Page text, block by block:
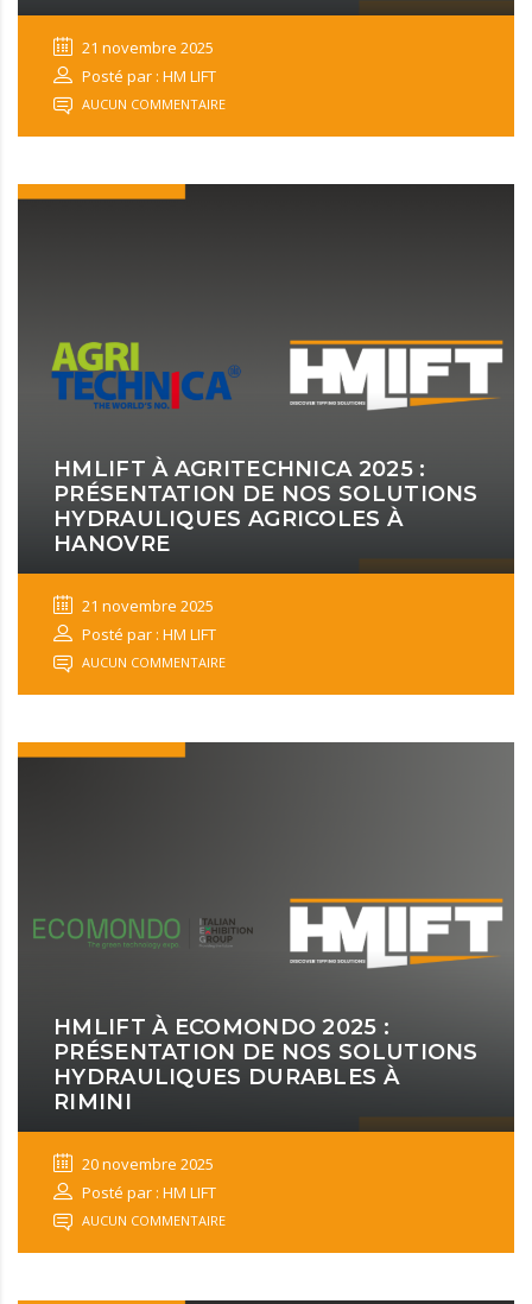
21 novembre 2025
Posté par : HM LIFT
AUCUN COMMENTAIRE
HMLIFT À AGRITECHNICA 2025 :
PRÉSENTATION DE NOS SOLUTIONS
HYDRAULIQUES AGRICOLES À
HANOVRE
21 novembre 2025
Posté par : HM LIFT
AUCUN COMMENTAIRE
HMLIFT À ECOMONDO 2025 :
PRÉSENTATION DE NOS SOLUTIONS
HYDRAULIQUES DURABLES À
RIMINI
20 novembre 2025
Posté par : HM LIFT
AUCUN COMMENTAIRE